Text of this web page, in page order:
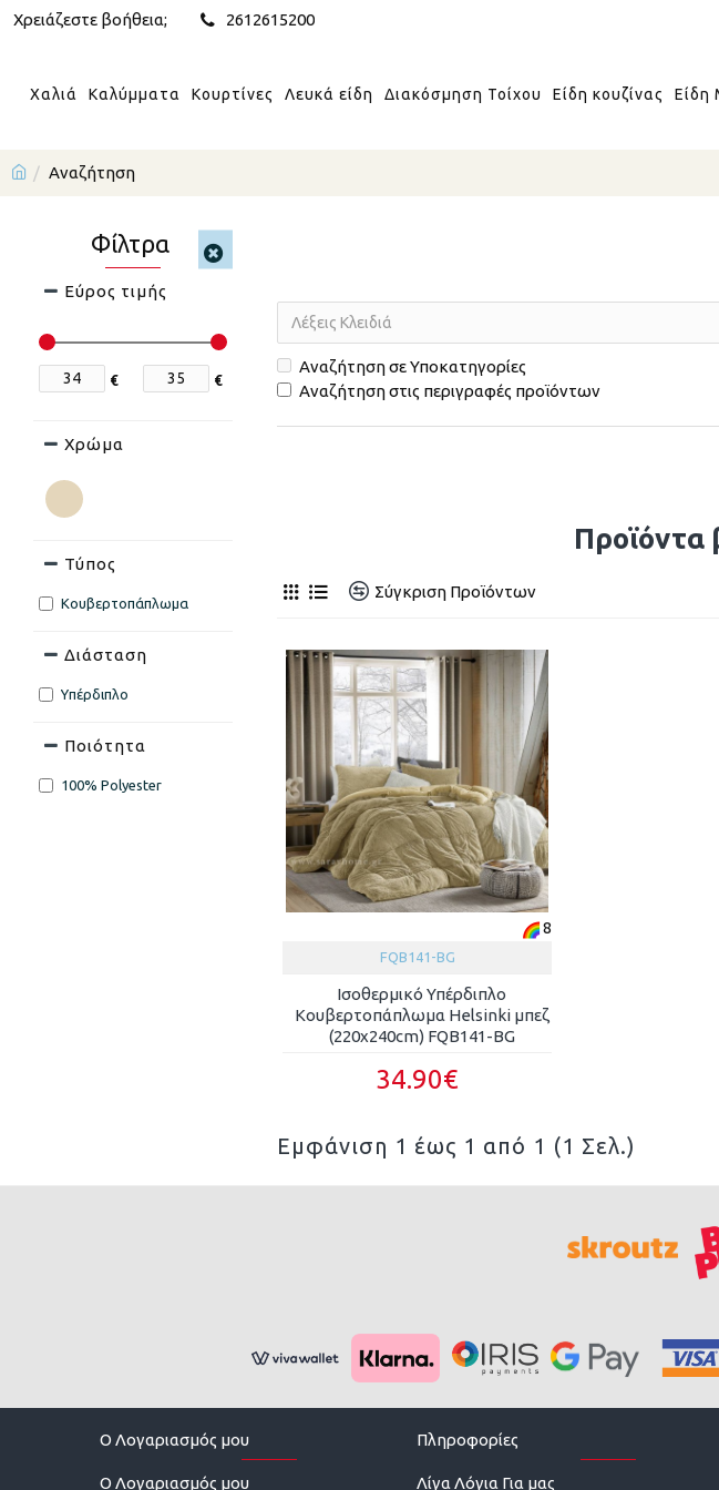
Χρειάζεστε βοήθεια; 2612615200
Χαλιά Καλύμματα Κουρτίνες Λευκά είδη Διακόσμηση Τοίχου Είδη κουζίνας Είδη
Αναζήτηση
Φίλτρα
Εύρος τιμής
€ €
Τύπος
Κουβερτοπάπλωμα
Διάσταση
Υπέρδιπλο
Ποιότητα
100% Polyester
Χρώμα
Αναζήτηση σε Υποκατηγορίες
Αναζήτηση στις περιγραφές προϊόντων
Προϊόντα
Σύγκριση Προϊόντων
8
FQB141-BG
Ισοθερμικό Υπέρδιπλο
Κουβερτοπάπλωμα Helsinki μπεζ
(220x240cm) FQB141-BG
34.90€
Εμφάνιση 1 έως 1 από 1 (1 Σελ.)
O Λογαριασμός μου
O Λογαριασμός μου
Πληροφορίες
Λίγα Λόγια Για μας